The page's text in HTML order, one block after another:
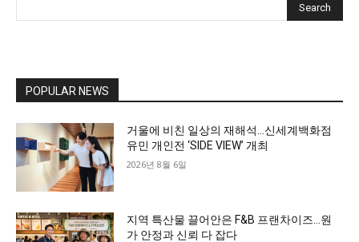
Search
POPULAR NEWS
거울에 비친 일상의 재해석…신세계백화점
유민 개인전 ‘SIDE VIEW’ 개최
2026년 8월 6일
지역 특산물 끌어안은 F&B 프랜차이즈…원
가 안정과 신뢰 다 잡다